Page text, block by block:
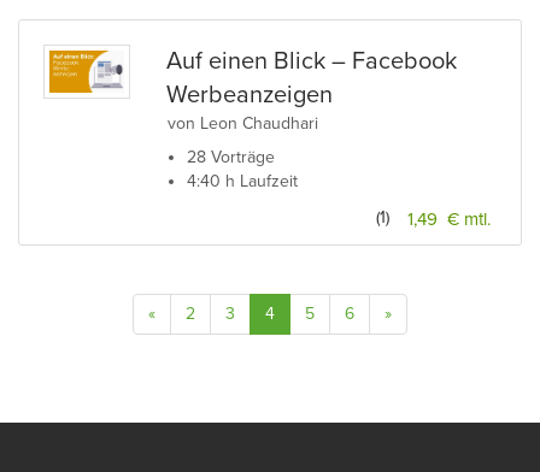
Auf einen Blick – Facebook
Werbeanzeigen
von Leon Chaudhari
28 Vorträge
4:40 h Laufzeit
1,49 € mtl.
(1)
« 2 3 4 5 6 »